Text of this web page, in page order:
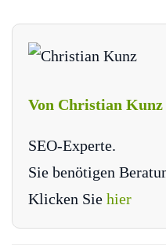
Von Christian Kunz
SEO-Experte.
Sie benötigen
Klicken Sie hier